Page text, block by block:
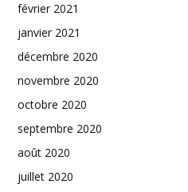
février 2021
janvier 2021
décembre 2020
novembre 2020
octobre 2020
septembre 2020
août 2020
juillet 2020